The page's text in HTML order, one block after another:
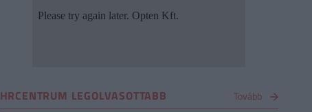
HRCENTRUM LEGOLVASOTTABB Tovább